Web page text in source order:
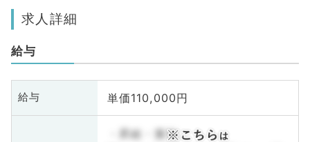
求人詳細
給与
給与 単価110,000円
・昇給・賞与